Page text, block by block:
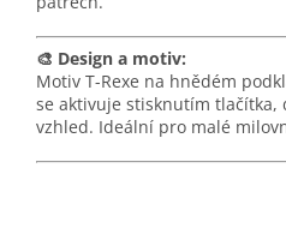
🎨 Design a motiv:
Motiv T-Rexe na hnědém
se aktivuje stisknutím
vzhled. Ideální pro malé